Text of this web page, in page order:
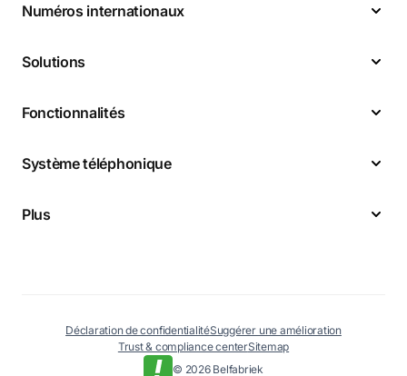
Numéros internationaux
Solutions
Fonctionnalités
Système téléphonique
Plus
© 2026 Belfabriek
Déclaration de confidentialitéSuggérer une amélioration
Trust & compliance centerSitemap